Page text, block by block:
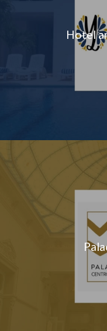
Hotel